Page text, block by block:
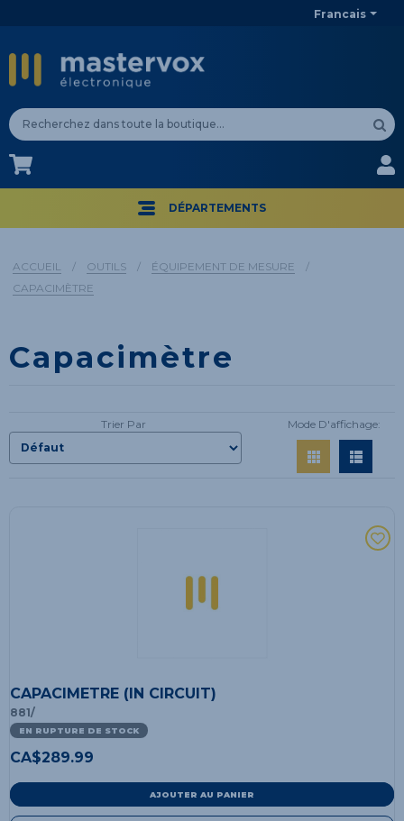
Francais
CA$
DÉPARTEMENTS
ACCUEIL / OUTILS / ÉQUIPEMENT DE MESURE
/
CAPACIMÈTRE
Capacimètre
Trier Par Mode D'affichage:
CAPACIMETRE (IN CIRCUIT)
881/
EN RUPTURE DE STOCK
CA$289.99
AJOUTER AU PANIER